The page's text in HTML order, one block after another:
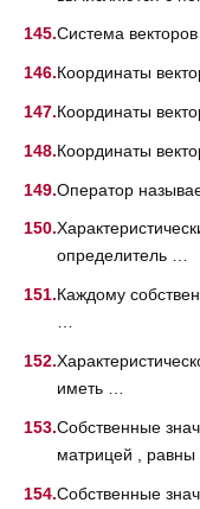
Система
Координаты
Координаты
Координаты
Оператор
определитель …
Каждому
…
иметь …
Собственные
матрицей , равны
Собственные